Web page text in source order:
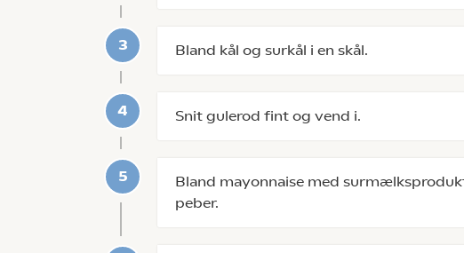
Bland kål og surkål i en skål.
Snit gulerod fint og vend i.
Bland mayonnaise med
peber.